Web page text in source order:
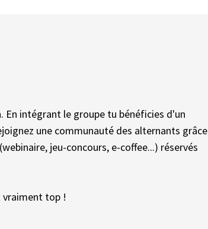
En intégrant le groupe tu bénéficies d'un
une communauté des alternants grâce
jeu-concours, e-coffee...) réservés
vraiment top !